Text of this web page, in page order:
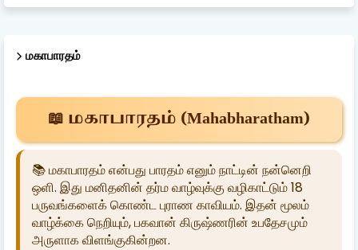
மகாபாரதம்
📖 மகாபாரதம் (Mahabharatham)
📚 மகாபாரதம் என்பது பாரதம் எனும் நாட்டின் நன்னெறி
ஒளி. இது மனிதனின் தர்ம வாழ்வுக்கு வழிகாட்டும் 18
பருவங்களைக் கொண்ட புராண காவியம். இதன் மூலம்
வாழ்க்கை நெறியும், பகவான் கிருஷ்ணரின் உபதேசமும்
அருளாக விளங்குகின்றன.